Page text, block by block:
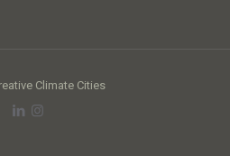
Climate Cities